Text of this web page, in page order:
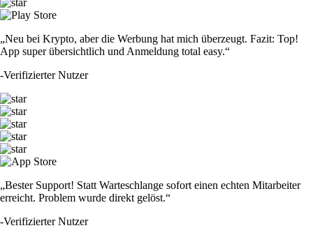
„Neu bei Krypto, aber die Werbung hat mich überzeugt. Fazit: Top!
App super übersichtlich und Anmeldung total easy.“
-Verifizierter Nutzer
„Bester Support! Statt Warteschlange sofort einen echten Mitarbeiter
erreicht. Problem wurde direkt gelöst.“
-Verifizierter Nutzer